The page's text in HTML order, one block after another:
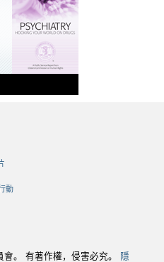
動
。 有著作權，侵害必究。 隱